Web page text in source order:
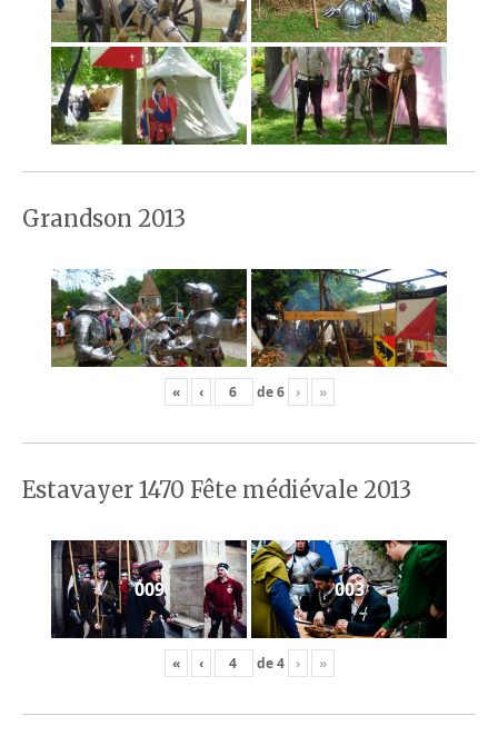
Grandson 2013
« ‹ de6 › »
Estavayer 1470 Fête médiévale 2013
009 003
« ‹ de4 › »